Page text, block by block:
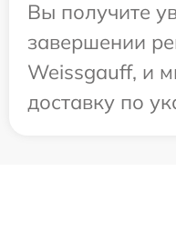
Вы получите
завершении
Weissgauff, и
доставку по